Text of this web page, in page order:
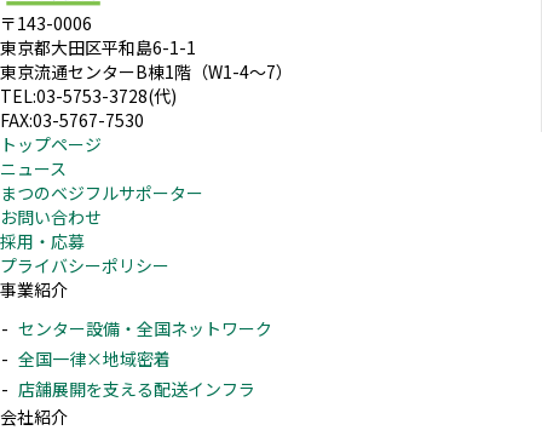
〒143-0006
東京都大田区平和島6-1-1
東京流通センターB棟1階（W1-4～7）
TEL:03-5753-3728(代)
FAX:03-5767-7530
トップページ
ニュース
まつのベジフルサポーター
お問い合わせ
採用・応募
プライバシーポリシー
事業紹介
センター設備・全国ネットワーク
全国一律×地域密着
店舗展開を支える配送インフラ
会社紹介